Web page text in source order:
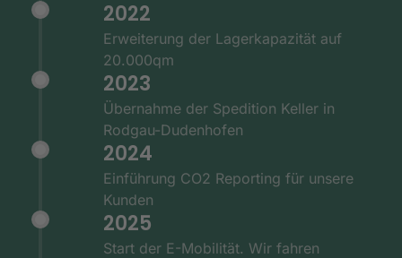
2022
Erweiterung der Lagerkapazität auf
20.000qm
2023
Übernahme der Spedition Keller in
Rodgau-Dudenhofen
2024
Einführung CO2 Reporting für unsere
Kunden
2025
Start der E-Mobilität. Wir fahren